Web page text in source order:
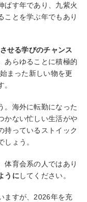
ばす年であり、九紫火
ことを学ぶ年でもあり
せる学びのチャンス
あらゆることに積極的
まった新しい物を更
。海外に転勤になった
かない忙しい生活がや
持っているストイック
ょう。
体育会系の人ではあり
うに してください。
ますが、2026年を充